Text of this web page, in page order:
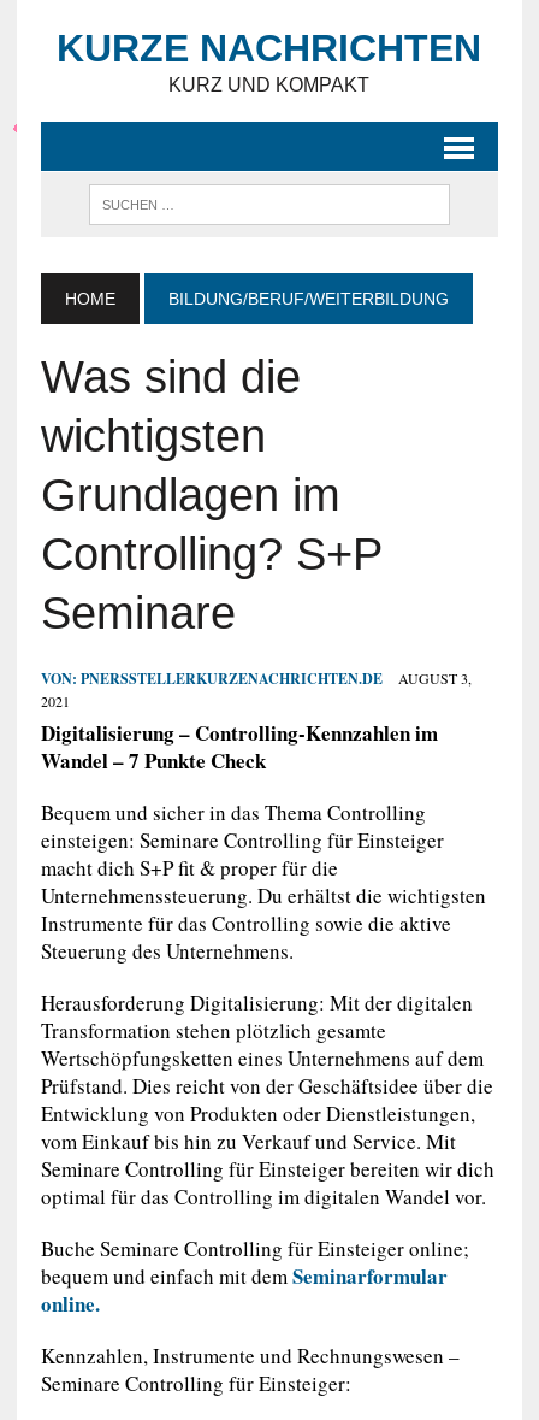
KURZE NACHRICHTEN
KURZ UND KOMPAKT
HOME BILDUNG/BERUF/WEITERBILDUNG
Was sind die
wichtigsten
Grundlagen im
Controlling? S+P
Seminare
VON: PNERSSTELLERKURZENACHRICHTEN.DE
AUGUST 3,
2021
Digitalisierung – Controlling-Kennzahlen im
Wandel – 7 Punkte Check
Bequem und sicher in das Thema Controlling
einsteigen: Seminare Controlling für Einsteiger
macht dich S+P fit & proper für die
Unternehmenssteuerung. Du erhältst die wichtigsten
Instrumente für das Controlling sowie die aktive
Steuerung des Unternehmens.
Herausforderung Digitalisierung: Mit der digitalen
Transformation stehen plötzlich gesamte
Wertschöpfungsketten eines Unternehmens auf dem
Prüfstand. Dies reicht von der Geschäftsidee über die
Entwicklung von Produkten oder Dienstleistungen,
vom Einkauf bis hin zu Verkauf und Service. Mit
Seminare Controlling für Einsteiger bereiten wir dich
optimal für das Controlling im digitalen Wandel vor.
Buche Seminare Controlling für Einsteiger online;
bequem und einfach mit demSeminarformular
online.
Kennzahlen, Instrumente und Rechnungswesen –
Seminare Controlling für Einsteiger: